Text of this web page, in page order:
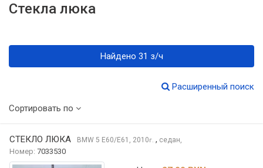
Стекла люка
Найдено 31 з/ч
Расширенный поиск
Сортировать по
СТЕКЛО ЛЮКА BMW 5 E60/E61, 2010г. , седан,
Номер: 7033530